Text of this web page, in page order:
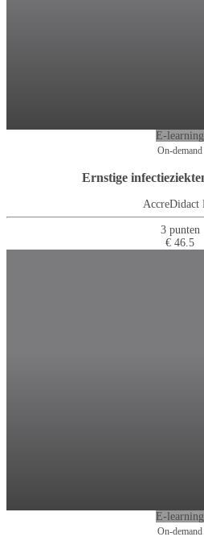
E-learning
On-demand
Ernstige
AccreDidact
3 punten
€ 46.5
E-learning
On-demand